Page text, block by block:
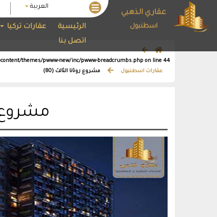
عقاري الذهبي
اسطنبول
العربية
الرئيسية
عقارات تركيا
اتصل بنا
themes/pwww-new/inc/pwww-breadcrumbs.php on line 44
عقارات اسطنبول
مشروع روتانا الثالث (80)
مشروع